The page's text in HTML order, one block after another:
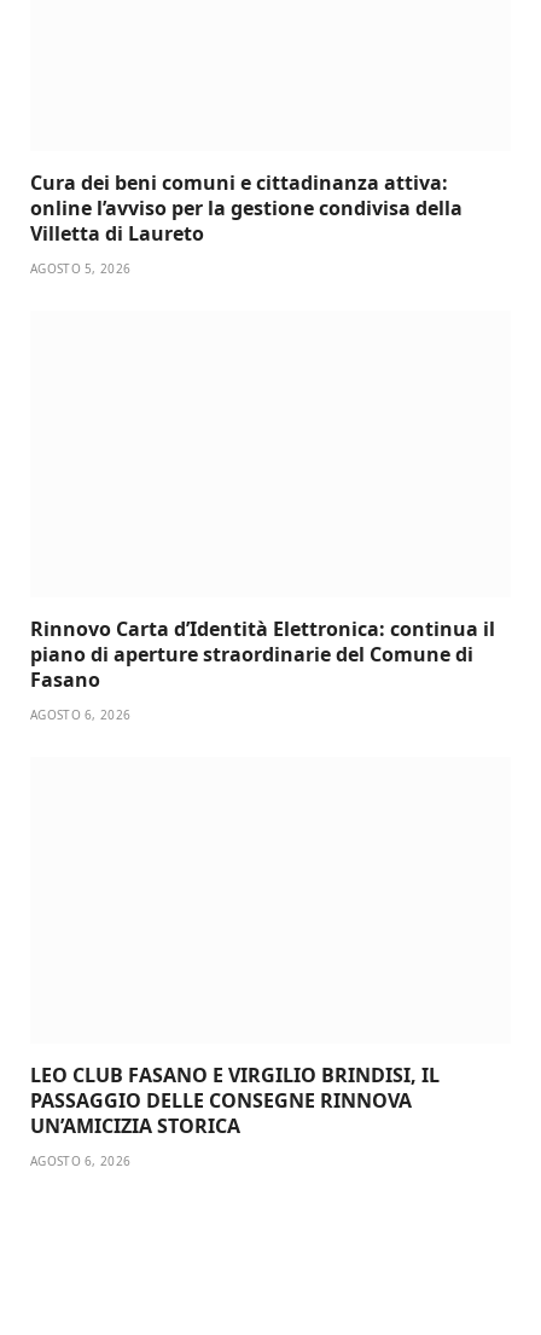
Cura dei beni comuni e cittadinanza attiva:
online l’avviso per la gestione condivisa della
Villetta di Laureto
AGOSTO 5, 2026
Rinnovo Carta d’Identità Elettronica: continua il
piano di aperture straordinarie del Comune di
Fasano
AGOSTO 6, 2026
LEO CLUB FASANO E VIRGILIO BRINDISI, IL
PASSAGGIO DELLE CONSEGNE RINNOVA
UN’AMICIZIA STORICA
AGOSTO 6, 2026